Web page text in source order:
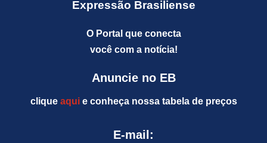
Expressão Brasiliense
O Portal que conecta
você com a notícia!
Anuncie no EB
clique aquie conheça nossa tabela de preços
E-mail: